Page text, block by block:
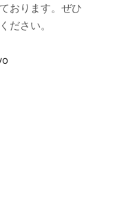
おります。ぜひ
ださい。